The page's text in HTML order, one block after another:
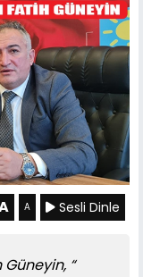
A Sesli Dinle
Güneyin, “